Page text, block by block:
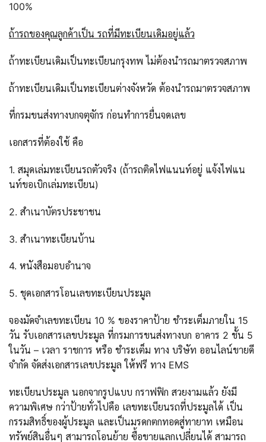
100%
ถ้ารถของคุณลูกค้าเป็น รถที่มีทะเบียนเดิมอยู่แล้ว
ถ้าทะเบียนเดิมเป็นทะเบียนกรุงทพ ไม่ต้องนำรถมาตรวจสภาพ
ถ้าทะเบียนเดิมเป็นทะเบียนต่างจังหวัด ต้องนำรถมาตรวจสภาพ
ที่กรมขนส่งทางบกจตุจักร ก่อนทำการยื่นจดเลข
เอกสารที่ต้องใช้ คือ
1. สมุดเล่มทะเบียนรถตัวจริง (ถ้ารถติดไฟแนนท์อยู่ แจ้งไฟแน
นท์ขอเบิกเล่มทะเบียน)
2. สำเนาบัตรประชาชน
3. สำเนาทะเบียนบ้าน
4. หนังสือมอบอำนาจ
5. ชุดเอกสารโอนเลขทะเบียนประมูล
จองมัดจำเลขทะเบียน 10 % ของราคาป้าย ชำระเต็มภายใน 15
วัน รับเอกสารเลขประมูล ที่กรมการขนส่งทางบก อาคาร 2 ชั้น 5
ในวัน – เวลา ราชการ หรือ ชำระเต็ม ทาง บริษัท ออนไลน์ขายดี
จำกัด จัดส่งเอกสารเลขประมูล ให้ฟรี ทาง EMS
ทะเบียนประมูล นอกจากรูปแบบ กราฟฟิก สวยงามแล้ว ยังมี
ความพิเศษ กว่าป้ายทั่วไปคือ เลขทะเบียนรถที่ประมูลได้ เป็น
กรรมสิทธิ์ของผู้ประมูล และเป็นมรดกตกทอดสู่ทายาท เหมือน
ทรัพย์สินอื่นๆ สามารถโอนย้าย ซื้อขายแลกเปลี่ยนได้ สามารถ